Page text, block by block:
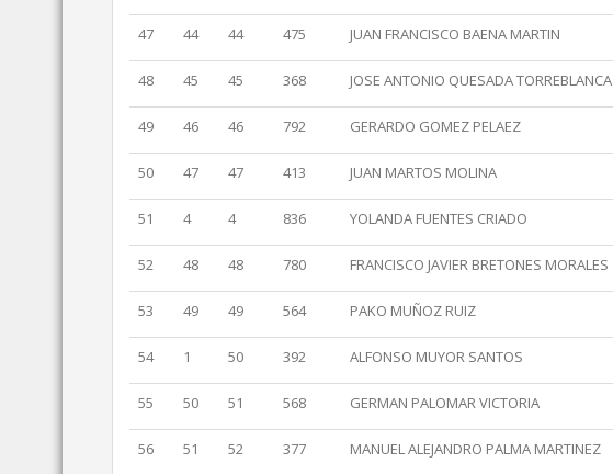
47 44 44 475 JUAN FRANCISCO BAENA MARTIN
48 45 45 368 JOSE ANTONIO QUESADA TORREBLANCA
49 46 46 792 GERARDO GOMEZ PELAEZ
50 47 47 413 JUAN MARTOS MOLINA
51 4 4 836 YOLANDA FUENTES CRIADO
52 48 48 780 FRANCISCO JAVIER BRETONES MORALES
53 49 49 564 PAKO MUÑOZ RUIZ
54 1 50 392 ALFONSO MUYOR SANTOS
55 50 51 568 GERMAN PALOMAR VICTORIA
56 51 52 377 MANUEL ALEJANDRO PALMA MARTINEZ